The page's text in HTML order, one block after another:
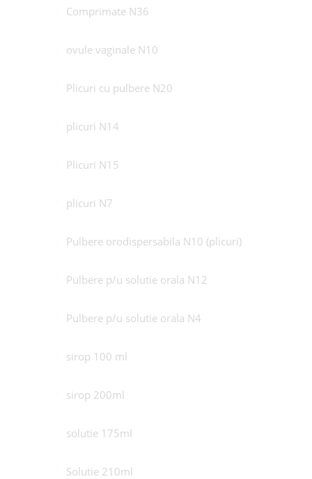
Comprimate N36
ovule vaginale N10
Plicuri cu pulbere N20
plicuri N14
Plicuri N15
plicuri N7
Pulbere orodispersabila N10 (plicuri)
Pulbere p/u solutie orala N12
Pulbere p/u solutie orala N4
sirop 100 ml
sirop 200ml
solutie 175ml
Solutie 210ml